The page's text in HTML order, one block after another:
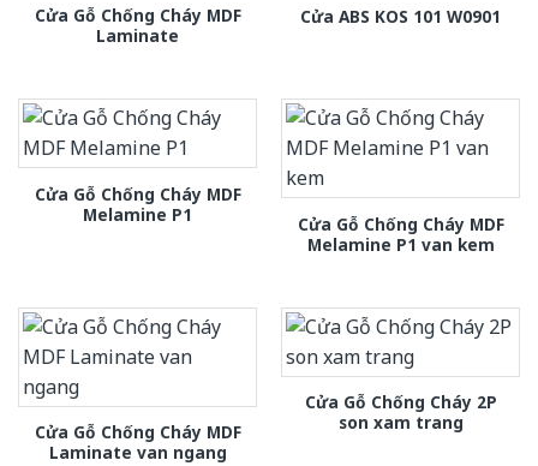
Cửa Gỗ Chống Cháy MDF
Laminate
Cửa ABS KOS 101 W0901
Cửa Gỗ Chống Cháy MDF
Melamine P1
Cửa Gỗ Chống Cháy MDF
Melamine P1 van kem
Cửa Gỗ Chống Cháy MDF
Laminate van ngang
Cửa Gỗ Chống Cháy 2P
son xam trang